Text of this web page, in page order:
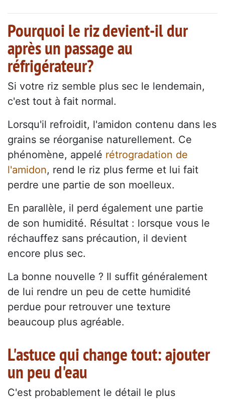
Pourquoi le riz devient-il dur
après un passage au
réfrigérateur?
Si votre riz semble plus sec le lendemain,
c'est tout à fait normal.
Lorsqu'il refroidit, l'amidon contenu dans les
grains se réorganise naturellement. Ce
phénomène, appelé rétrogradation de
l'amidon, rend le riz plus ferme et lui fait
perdre une partie de son moelleux.
En parallèle, il perd également une partie
de son humidité. Résultat : lorsque vous le
réchauffez sans précaution, il devient
encore plus sec.
La bonne nouvelle ? Il suffit généralement
de lui rendre un peu de cette humidité
perdue pour retrouver une texture
beaucoup plus agréable.
L'astuce qui change tout: ajouter
un peu d'eau
C'est probablement le détail le plus